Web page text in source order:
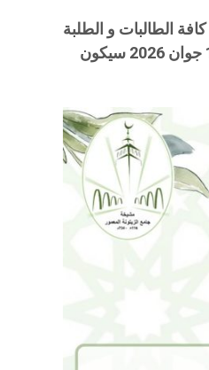
الطالبات و الطلبة
المرسمين في نظام وسط الأسبوع ان يوم الاثنين القادم الموافق ل15 جوان 2026 سيكون